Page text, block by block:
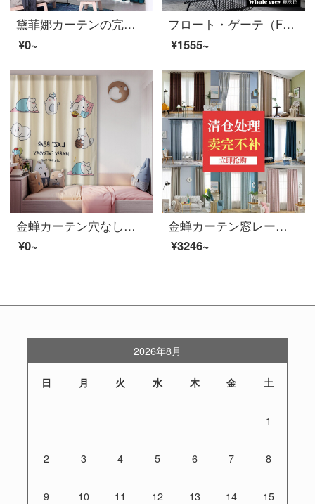
黛菲娜カーテンの完成品北欧スタイルは簡単で現代的な遮光に厚い窓紗のカーテンを厚くして、熱を遮断するリビングルームの布地8518-半遮光布-打孔完成品の幅は1.9*2.7メートルの高さ*1枚(高可改)
¥0~
フロート・ゲーテ（FG）北欧現代全遮光厚いカーテン-アテネ格リビング・ルームの書斎バルコニーの3階のサイドカーテンの多色床カーテンのオーダーメイド鯨灰色のカーテン（窓のベールを含まない）の幅3メートル*高さ2.7メートル-フック式の一枚（高さは短くすることができます）
¥1555~
金蝉カーテン穴なしマジック贴り付け简易カーテンファブリック生のリビングルーム漫画プリントins风地背景ファブリック生の怠け者熊の1.2メートル幅*1.8メートル
¥0~
金蝉カーテン窓レーザー特売飘窓寝室レンタルルーム窓レーザーカーテン完成品フック打孔芳草地芳草ミルクティー-完成品幅2.56*高さ1.72メートル-sフック2枚
¥3246~
2026年8月
日 月 火 水 木 金 土
1
2 3 4 5 6 7 8
9 10 11 12 13 14 15